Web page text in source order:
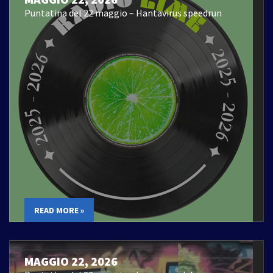
Puntatina del 22 maggio – Hantavirus speedrun
READ MORE »
MAGGIO 22, 2026